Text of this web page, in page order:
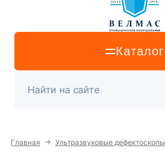
Каталог
Главная → Ультразвуковые дефектоскопы